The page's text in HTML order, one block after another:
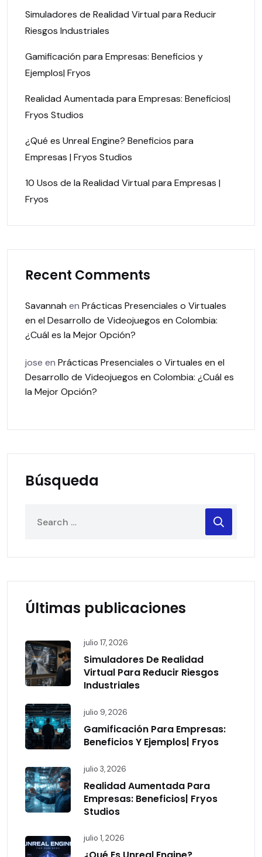
Simuladores de Realidad Virtual para Reducir
Riesgos Industriales
Gamificación para Empresas: Beneficios y
Ejemplos| Fryos
Realidad Aumentada para Empresas: Beneficios|
Fryos Studios
¿Qué es Unreal Engine? Beneficios para
Empresas | Fryos Studios
10 Usos de la Realidad Virtual para Empresas |
Fryos
Recent Comments
Savannah en Prácticas Presenciales o Virtuales
en el Desarrollo de Videojuegos en Colombia:
¿Cuál es la Mejor Opción?
jose en Prácticas Presenciales o Virtuales en el
Desarrollo de Videojuegos en Colombia: ¿Cuál es
la Mejor Opción?
Búsqueda
Últimas publicaciones
julio 17, 2026
Simuladores De Realidad
Virtual Para Reducir Riesgos
Industriales
julio 9, 2026
Gamificación Para Empresas:
Beneficios Y Ejemplos| Fryos
julio 3, 2026
Realidad Aumentada Para
Empresas: Beneficios| Fryos
Studios
julio 1, 2026